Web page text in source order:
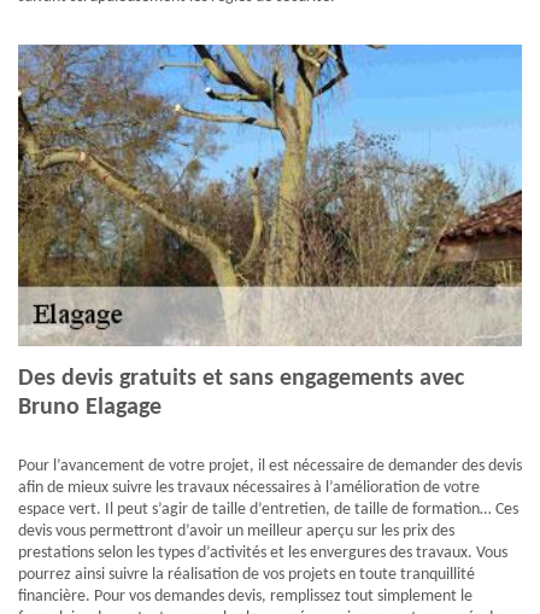
Des devis gratuits et sans engagements avec
Bruno Elagage
Pour l’avancement de votre projet, il est nécessaire de demander des devis
afin de mieux suivre les travaux nécessaires à l’amélioration de votre
espace vert. Il peut s’agir de taille d’entretien, de taille de formation… Ces
devis vous permettront d’avoir un meilleur aperçu sur les prix des
prestations selon les types d’activités et les envergures des travaux. Vous
pourrez ainsi suivre la réalisation de vos projets en toute tranquillité
financière. Pour vos demandes devis, remplissez tout simplement le